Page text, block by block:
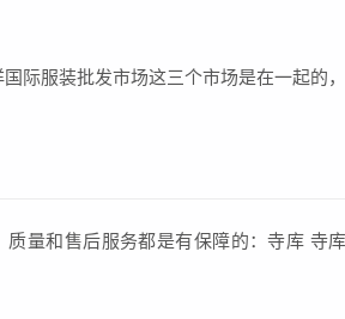
际服装批发市场这三个市场是在一起的，
量和售后服务都是有保障的：寺库 寺库